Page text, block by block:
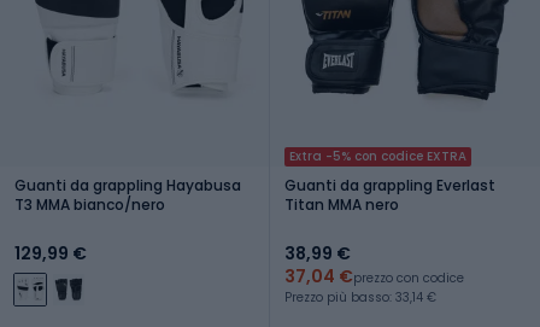
Guanti da grappling Hayabusa
T3 MMA bianco/nero
129,99 €
Extra -5% con codice EXTRA
Guanti da grappling Everlast
Titan MMA nero
38,99 €
37,04 €prezzo con codice
Prezzo più basso: 33,14 €